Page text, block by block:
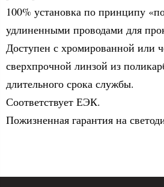
100% установка по принципу
удлиненными проводами для
Доступен с хромированной или
сверхпрочной линзой из
длительного срока службы.
Соответствует ЕЭК.
Пожизненная гарантия на